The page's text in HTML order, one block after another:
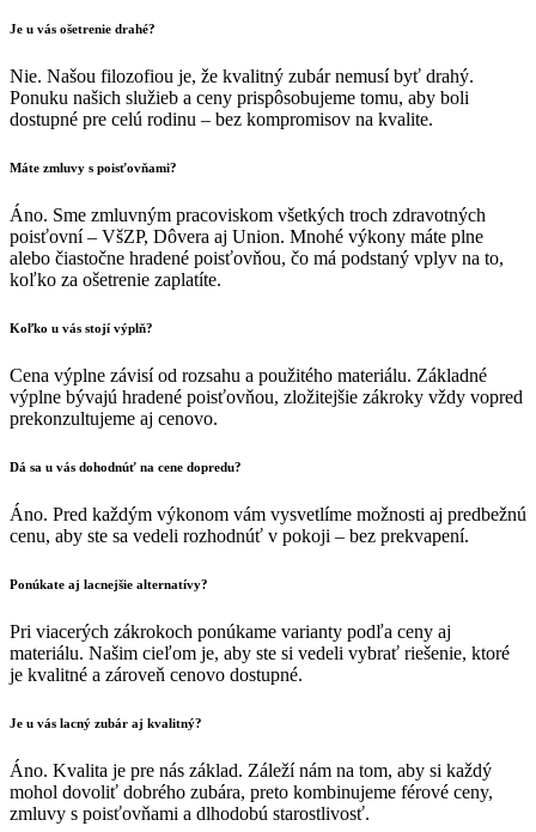
Je u vás ošetrenie drahé?
Nie. Našou filozofiou je, že kvalitný zubár nemusí byť drahý.
Ponuku našich služieb a ceny prispôsobujeme tomu, aby boli
dostupné pre celú rodinu – bez kompromisov na kvalite.
Máte zmluvy s poisťovňami?
Áno. Sme zmluvným pracoviskom všetkých troch zdravotných
poisťovní – VšZP, Dôvera aj Union. Mnohé výkony máte plne
alebo čiastočne hradené poisťovňou, čo má podstaný vplyv na to,
koľko za ošetrenie zaplatíte.
Koľko u vás stojí výplň?
Cena výplne závisí od rozsahu a použitého materiálu. Základné
výplne bývajú hradené poisťovňou, zložitejšie zákroky vždy vopred
prekonzultujeme aj cenovo.
Dá sa u vás dohodnúť na cene dopredu?
Áno. Pred každým výkonom vám vysvetlíme možnosti aj predbežnú
cenu, aby ste sa vedeli rozhodnúť v pokoji – bez prekvapení.
Ponúkate aj lacnejšie alternatívy?
Pri viacerých zákrokoch ponúkame varianty podľa ceny aj
materiálu. Našim cieľom je, aby ste si vedeli vybrať riešenie, ktoré
je kvalitné a zároveň cenovo dostupné.
Je u vás lacný zubár aj kvalitný?
Áno. Kvalita je pre nás základ. Záleží nám na tom, aby si každý
mohol dovoliť dobrého zubára, preto kombinujeme férové ceny,
zmluvy s poisťovňami a dlhodobú starostlivosť.